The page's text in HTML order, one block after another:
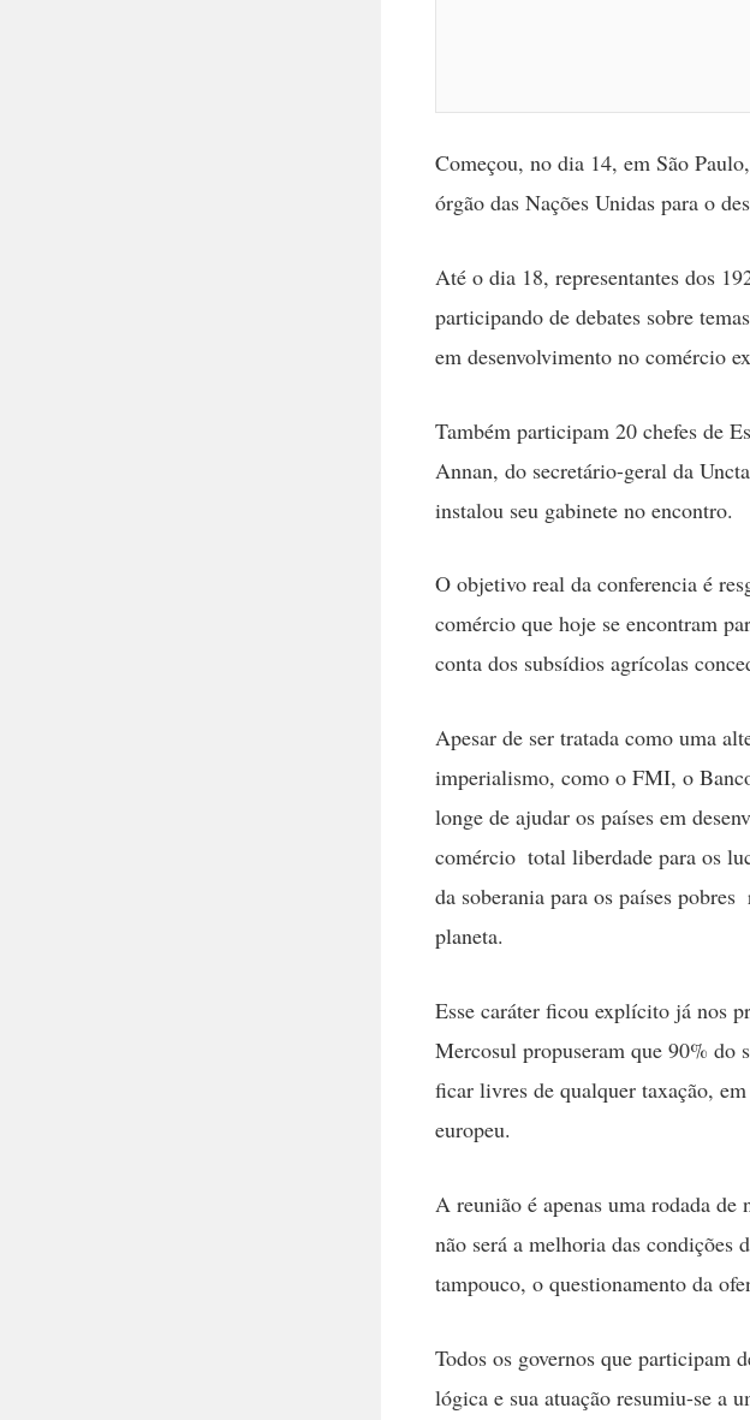
Começou, no dia 14, em São
órgão das Nações Unidas para o
Até o dia 18, representantes dos
participando de debates sobre
em desenvolvimento no comércio
Também participam 20 chefes de
Annan, do secretário-geral da
instalou seu gabinete no encontro.
O objetivo real da conferencia é
comércio que hoje se encontram
conta dos subsídios agrícolas
Apesar de ser tratada como uma
imperialismo, como o FMI, o
longe de ajudar os países em
comércio  total liberdade para os
da soberania para os países pobres
planeta.
Esse caráter ficou explícito já nos
Mercosul propuseram que 90% do
ficar livres de qualquer taxação,
europeu.
A reunião é apenas uma rodada
não será a melhoria das condições
tampouco, o questionamento da
Todos os governos que participam
lógica e sua atuação resumiu-se a